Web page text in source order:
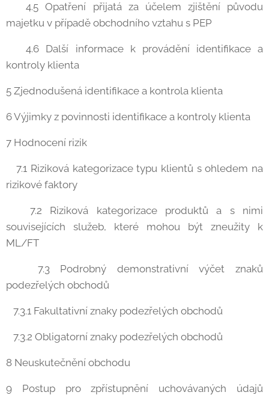
4.5 Opatření přijatá za účelem zjištění původu
majetku v případě obchodního vztahu s PEP
4.6 Další informace k provádění identifikace a
kontroly klienta
5 Zjednodušená identifikace a kontrola klienta
6 Výjimky z povinnosti identifikace a kontroly klienta
7 Hodnocení rizik
7.1 Riziková kategorizace typu klientů s ohledem na
rizikové faktory
7.2 Riziková kategorizace produktů a s nimi
souvisejících služeb, které mohou být zneužity k
ML/FT
7.3 Podrobný demonstrativní výčet znaků
podezřelých obchodů
7.3.1 Fakultativní znaky podezřelých obchodů
7.3.2 Obligatorní znaky podezřelých obchodů
8 Neuskutečnění obchodu
9 Postup pro zpřístupnění uchovávaných údajů